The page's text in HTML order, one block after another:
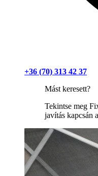
+36 (70) 313 42 37
Mást keresett?
Tekintse meg
javítás kapcsán